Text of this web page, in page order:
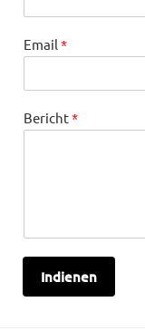
n
o
r
o
r
a
Email *
Bericht*
Indienen